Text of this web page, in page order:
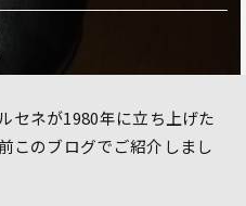
セネが1980年に立ち上げた
このブログでご紹介しまし